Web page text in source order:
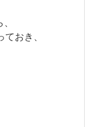
おき、